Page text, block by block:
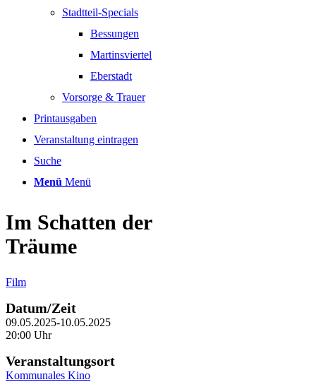
Stadtteil-Specials
Bessungen
Martinsviertel
Eberstadt
Vorsorge & Trauer
Printausgaben
Veranstaltung eintragen
Suche
Menü Menü
Im Schatten der
Träume
Film
Datum/Zeit
09.05.2025-10.05.2025
20:00 Uhr
Veranstaltungsort
Kommunales Kino